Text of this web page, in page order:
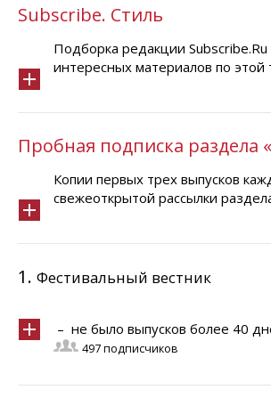
Subscribe. Стиль
Подборка редакции
интересных материалов по этой
Пробная подписка раздела
Копии первых трех выпусков
свежеоткрытой рассылки
1. Фестивальный вестник
– не было выпусков более 40
497 подписчиков